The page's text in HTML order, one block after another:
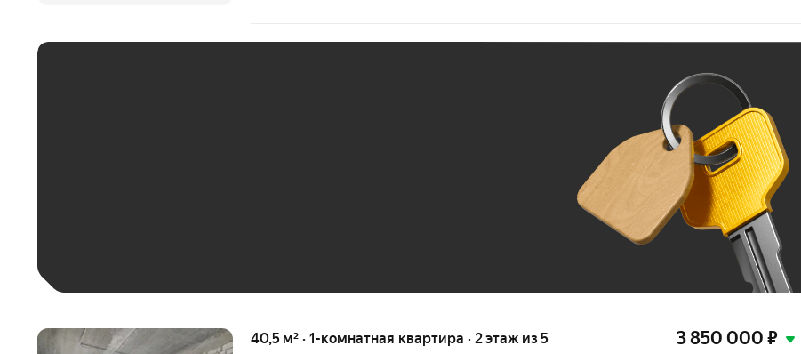
40,5 м² · 1-комнатная квартира · 2 этаж из 5 3 850 000 ₽